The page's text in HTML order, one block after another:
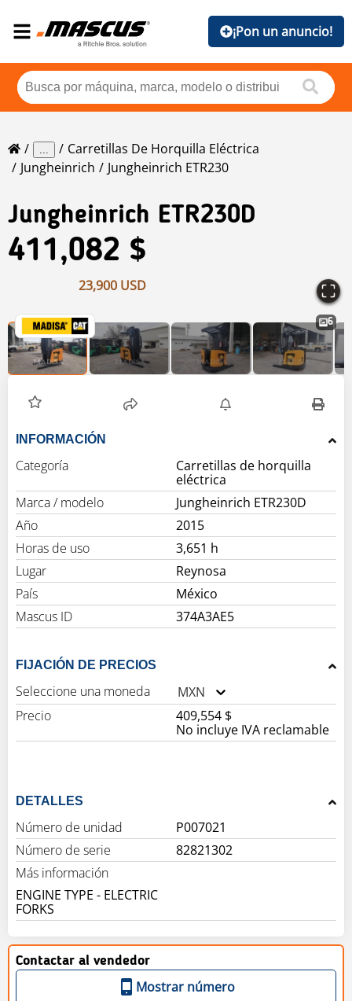
¡Pon un anuncio!
...
Carretillas De Horquilla Eléctrica
Jungheinrich
Jungheinrich ETR230
Jungheinrich ETR230D
411,082 $
23,900 USD
6
INFORMACIÓN
Categoría
Carretillas de horquilla
eléctrica
Marca / modelo
Jungheinrich ETR230D
Año
2015
Horas de uso
3,651 h
Lugar
Reynosa
País
México
Mascus ID
374A3AE5
FIJACIÓN DE PRECIOS
Seleccione una moneda
MXN
Precio
409,554 $
No incluye IVA reclamable
DETALLES
Número de unidad
P007021
Número de serie
82821302
Más información
ENGINE TYPE - ELECTRIC
FORKS
Contactar al vendedor
Mostrar número